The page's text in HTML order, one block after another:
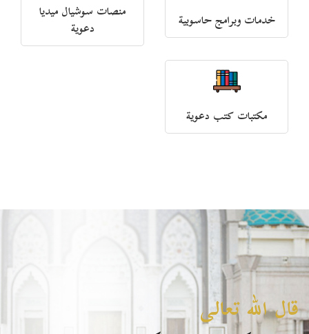
خدمات وبرامج حاسوبية
منصات سوشيال ميديا
دعوية
مكتبات كتب دعوية
قال الله تعالى